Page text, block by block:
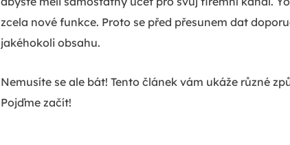
zcela nové funkce. Proto se před přesunem dat
jakéhokoli obsahu.
Nemusíte se ale bát! Tento článek vám ukáže různé
Pojďme začít!